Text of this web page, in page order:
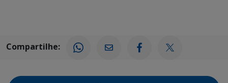
Compartilhe: